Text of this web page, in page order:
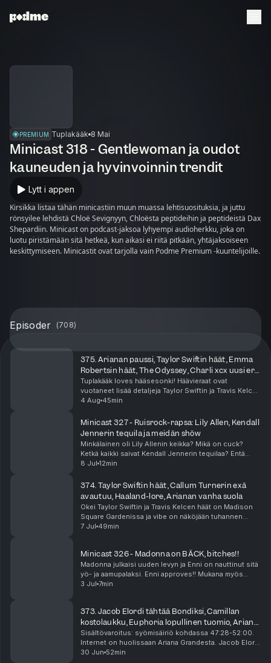
PREMIUM Tuplakääk 8 Mai
Minicast 318 - Gentlewoman ja oudot
kauneuden ja hyvinvoinnin trendit
Lytt i appen
Kirsikka listaa tähän minicastiin muun muassa lehtisuosituksia, ja juttu
rönsyilee lehdistä Chloë Sevignyyn, Chloësta peptideihin ja peptideistä Dax
Shepardiin. Minicast on podcast-jaksoa lyhyempi audioherkku, joka on
luotu piristämään sitä hetkeä, kun aikasi ei riitä pitkään, yhtäjaksoiseen
keskittymiseen. Minicastit ovat tarjolla vain Podme Premium -kuuntelijoille.
Episoder (708)
375. Arianan paussi, Taylor Swiftin häät, Emma
Robertsin häät, The Odyssey, Charli xcx uusi era,
Zara Larsson
Tuplakääk loves hääsesonki! Häävieraat ovat
vuotaneet lisää detaljeja Taylor Swiftin ja Travis Kelcen
häistä! Näyttelijä Emma Roberts meni naimisiin ja nämä
4 Aug 45min
Minicast 327 - Ruisrock-rapsa: Lily Allen, Kendall
Jennerin tequila ja meidän shöw
Minkälainen oli Lily Allenin keikka? Mikä on cuck?
Ketkä kaikki saivat Kendall Jennerin tequilaa? Entä
miten Tuplakääkin oma keikka meni? Se ja moni muu
8 Jul 12min
374. Taylor Swiftin häät, Callum Turnerin exä
avautuu, Haaland-lore, Arianan vanha suola
Okei Taylor Swiftin ja Travis Kelcen häät on Madison
Square Gardenissa ja vibe on näköjään tuhannen
ihmisen megabileet prinsessalinnassa? Taylorin häät
7 Jul 49min
Minicast 326 - Madonna on BÄCK, bitches!!
Madonna julkaisi uuden levyn ja Enni on nauttinut sitä
yö- ja aamupalaksi. Enni approves!! Mukana myös
hyviä Madonna-detskuja Voguen haastattelusta.
3 Jul 7min
373. Jacob Elordi tähtää Bondiksi, Camillan
kostolaukku, Euphoria lopullinen tuomio, Ariana
Granden bänksit
Sisältövaroitus: syömisäiriö kohdassa 47:28-52:00.
Internet on huolissaan Ariana Grandesta. Jacob Elordi
on vahva ehdokas seuraavaksi James Bondiksi, ja
30 Jun 52min